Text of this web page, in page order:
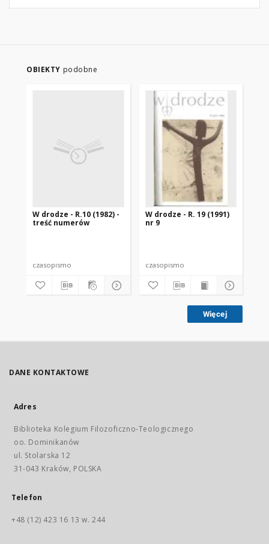
OBIEKTY podobne
W drodze - R.10 (1982) -
treść numerów
czasopismo
W drodze - R. 19 (1991)
nr 9
czasopismo
Więcej
DANE KONTAKTOWE
Adres
Biblioteka Kolegium Filozoficzno-Teologicznego
oo. Dominikanów
ul. Stolarska 12
31-043 Kraków, POLSKA
Telefon
+48 (12) 423 16 13 w. 244